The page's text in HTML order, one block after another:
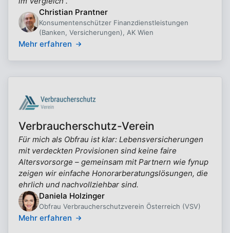
Christian Prantner
Konsumentenschützer Finanzdienstleistungen
(Banken, Versicherungen), AK Wien
Mehr erfahren
Verbraucherschutz-Verein
Für mich als Obfrau ist klar: Lebensversicherungen
mit verdeckten Provisionen sind keine faire
Altersvorsorge – gemeinsam mit Partnern wie fynup
zeigen wir einfache Honorarberatungslösungen, die
ehrlich und nachvollziehbar sind.
Daniela Holzinger
Obfrau Verbraucherschutzverein Österreich (VSV)
Mehr erfahren